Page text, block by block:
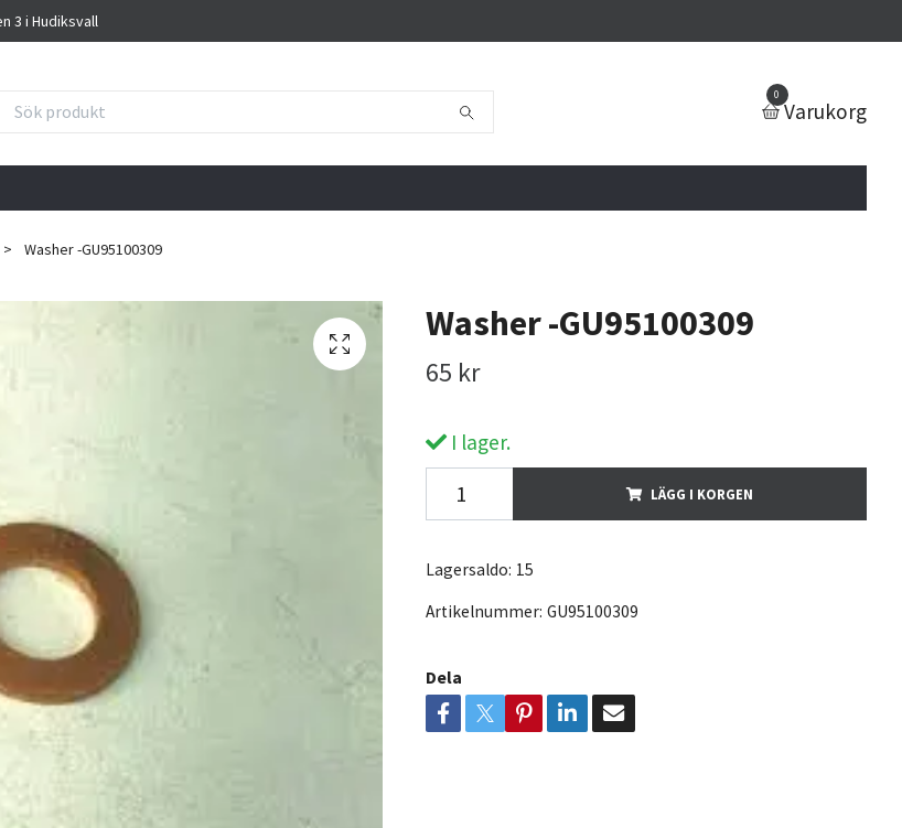
3 i Hudiksvall
0
Varukorg
Washer -GU95100309
Washer -GU95100309
65 kr
I lager.
LÄGG I KORGEN
Lagersaldo: 15
Artikelnummer: GU95100309
Dela